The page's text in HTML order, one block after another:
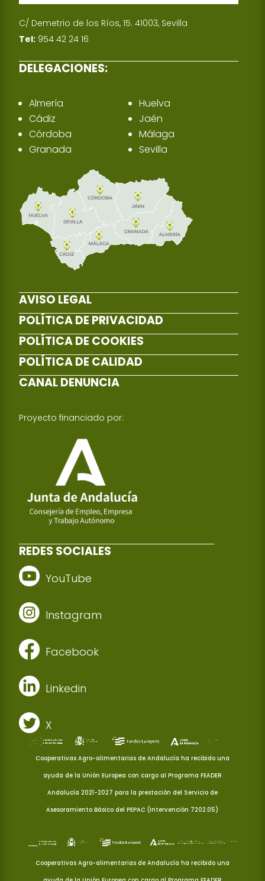
C/ Demetrio de los Ríos, 15. 41003, Sevilla
Tel: 954 42 24 16
DELEGACIONES:
Almería
Cádiz
Córdoba
Granada
Huelva
Jaén
Málaga
Sevilla
AVISO LEGAL
POLÍTICA DE PRIVACIDAD
POLÍTICA DE COOKIES
POLÍTICA DE CALIDAD
CANAL DENUNCIA
Proyecto financiado por:
REDES SOCIALES
YouTube
Instagram
Facebook
Linkedin
X
Cooperativas Agro-alimentarias de Andalucía ha recibido una
ayuda de la Unión Europea con cargo al Programa FEADER
Andalucía 2021-2027 para la prestación del Servicio de
Asesoramiento Básico del PEPAC (Intervención 7202.05)
Cooperativas Agro-alimentarias de Andalucía ha recibido una